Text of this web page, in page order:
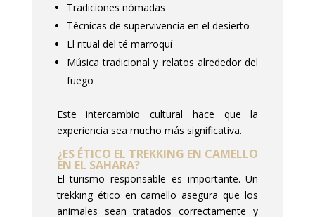
Tradiciones nómadas
Técnicas de supervivencia en el desierto
El ritual del té marroquí
Música tradicional y relatos alrededor del
fuego
Este intercambio cultural hace que la
experiencia sea mucho más significativa.
¿ES ÉTICO EL TREKKING EN CAMELLO
EN EL SAHARA?
El turismo responsable es importante. Un
trekking ético en camello asegura que los
animales sean tratados correctamente y